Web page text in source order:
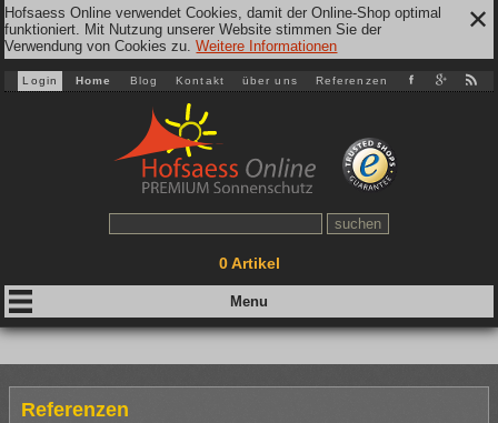
Hofsaess Online verwendet Cookies, damit der Online-Shop optimal
funktioniert. Mit Nutzung unserer Website stimmen Sie der
Verwendung von Cookies zu.Weitere Informationen
✕
Login Home Blog Kontakt über uns Referenzen
0Artikel
Referenzen